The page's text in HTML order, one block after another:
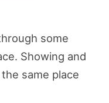
some
Showing and
same place